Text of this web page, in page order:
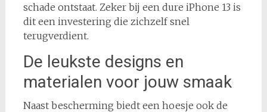
schade ontstaat. Zeker bij een dure iPhone 13 is
dit een investering die zichzelf snel
terugverdient.
De leukste designs en
materialen voor jouw smaak
Naast bescherming biedt een hoesje ook de